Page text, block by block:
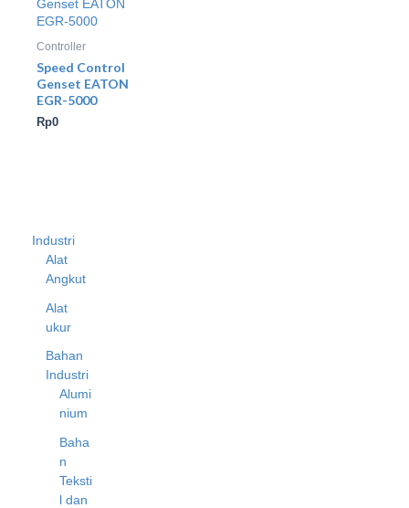
Industri
Alat
Angkut
Alat
ukur
Bahan
Industri
Alumi
nium
Baha
n
Teksti
l dan
Controller
Speed Control
Genset EATON
EGR-5000
Rp0